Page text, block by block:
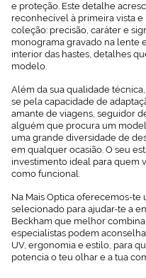
e proteção. Este detalhe
reconhecível à primeira vista
coleção: precisão, caráter e
monograma gravado na lente
interior das hastes, detalhes
modelo.
Além da sua qualidade
se pela capacidade de
amante de viagens, seguidor
alguém que procura um
uma grande diversidade de
em qualquer ocasião. O seu
investimento ideal para quem
como funcional.
Na Mais Optica oferecemos-
selecionado para ajudar-te a
Beckham que melhor
especialistas podem
UV, ergonomia e estilo, para
potencia o teu olhar e a tua